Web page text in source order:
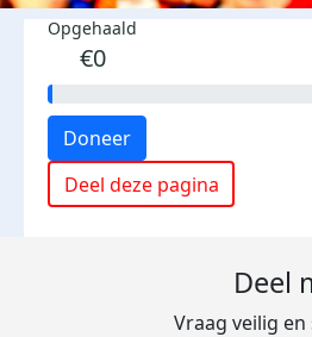
Opgehaald
€0
Doneer
Deel deze pagina
Deel
Vraag veilig